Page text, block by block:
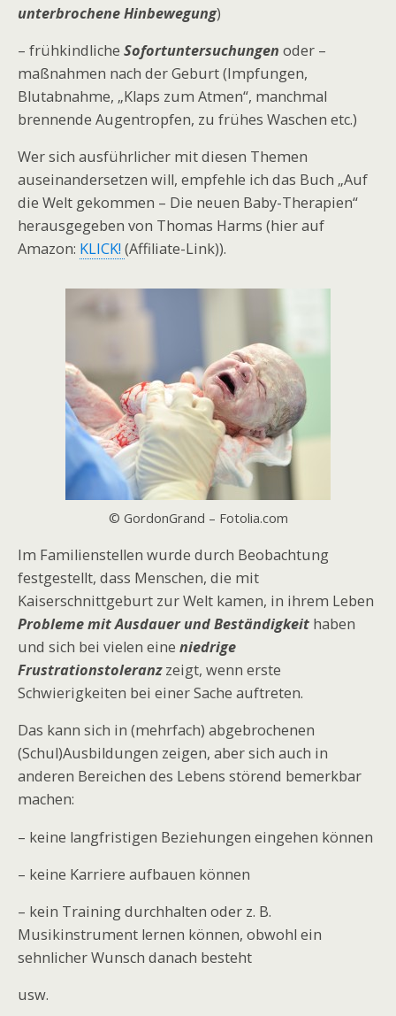
unterbrochene Hinbewegung)
– frühkindliche Sofortuntersuchungen oder –
maßnahmen nach der Geburt (Impfungen,
Blutabnahme, „Klaps zum Atmen“, manchmal
brennende Augentropfen, zu frühes Waschen etc.)
Wer sich ausführlicher mit diesen Themen
auseinandersetzen will, empfehle ich das Buch „Auf
die Welt gekommen – Die neuen Baby-Therapien“
herausgegeben von Thomas Harms (hier auf
Amazon: KLICK! (Affiliate-Link)).
© GordonGrand – Fotolia.com
Im Familienstellen wurde durch Beobachtung
festgestellt, dass Menschen, die mit
Kaiserschnittgeburt zur Welt kamen, in ihrem Leben
Probleme mit Ausdauer und Beständigkeit haben
und sich bei vielen eine niedrige
Frustrationstoleranzzeigt, wenn erste
Schwierigkeiten bei einer Sache auftreten.
Das kann sich in (mehrfach) abgebrochenen
(Schul)Ausbildungen zeigen, aber sich auch in
anderen Bereichen des Lebens störend bemerkbar
machen:
– keine langfristigen Beziehungen eingehen können
– keine Karriere aufbauen können
– kein Training durchhalten oder z. B.
Musikinstrument lernen können, obwohl ein
sehnlicher Wunsch danach besteht
usw.